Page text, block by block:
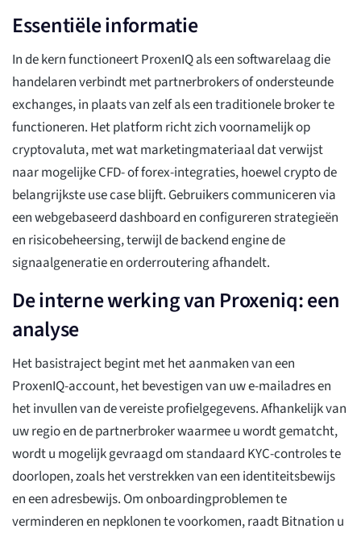
Essentiële informatie
In de kern functioneert ProxenIQ als een softwarelaag die
handelaren verbindt met partnerbrokers of ondersteunde
exchanges, in plaats van zelf als een traditionele broker te
functioneren. Het platform richt zich voornamelijk op
cryptovaluta, met wat marketingmateriaal dat verwijst
naar mogelijke CFD- of forex-integraties, hoewel crypto de
belangrijkste use case blijft. Gebruikers communiceren via
een webgebaseerd dashboard en configureren strategieën
en risicobeheersing, terwijl de backend engine de
signaalgeneratie en orderroutering afhandelt.
De interne werking van Proxeniq: een
analyse
Het basistraject begint met het aanmaken van een
ProxenIQ-account, het bevestigen van uw e-mailadres en
het invullen van de vereiste profielgegevens. Afhankelijk van
uw regio en de partnerbroker waarmee u wordt gematcht,
wordt u mogelijk gevraagd om standaard KYC-controles te
doorlopen, zoals het verstrekken van een identiteitsbewijs
en een adresbewijs. Om onboardingproblemen te
verminderen en nepklonen te voorkomen, raadt Bitnation u